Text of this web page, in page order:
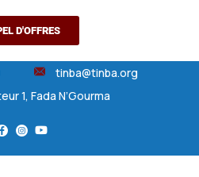
D'OFFRES
tinba@tinba.org
1, Fada N’Gourma